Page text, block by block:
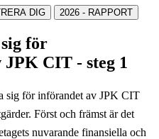
DIG 2026 - RAPPORT
för
CIT - steg 1
sig för införandet av JPK CIT
Först och främst är det
nuvarande finansiella och